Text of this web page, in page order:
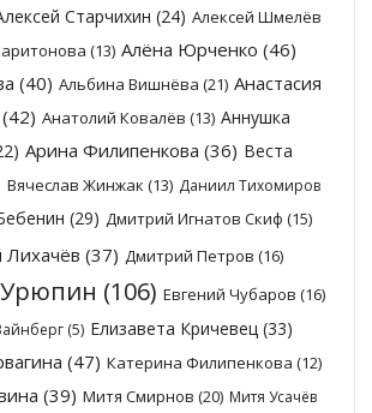
Старчихин (24) Алексей Шмелёв
(13) Алёна Юрченко (46)
(40) Альбина Вишнёва (21) Анастасия
(42) Анатолий Ковалёв (13) Аннушка
Арина Филипенкова (36) Веста
Вячеслав Жинжак (13) Даниил Тихомиров
(29) Дмитрий Игнатов Скиф (15)
(37) Дмитрий Петров (16)
(106) Евгений Чубаров (16)
(5) Елизавета Кричевец(33)
(47) Катерина Филипенкова (12)
(39) Митя Смирнов (20) Митя Усачёв